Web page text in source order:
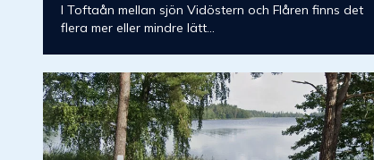
I Toftaån mellan sjön Vidöstern och Flåren finns det
flera mer eller mindre lätt...